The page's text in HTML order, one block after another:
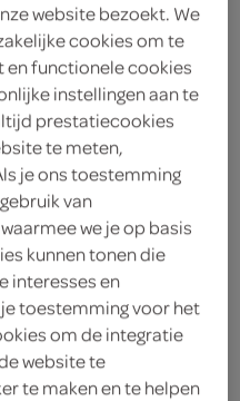
breath
website bezoekt. We
cookies om te
en functionele cookies
instellingen aan te
prestatiecookies
te meten,
je ons toestemming
van
we je op basis
kunnen tonen die
interesses en
toestemming voor het
om de integratie
website te
te maken en te helpen